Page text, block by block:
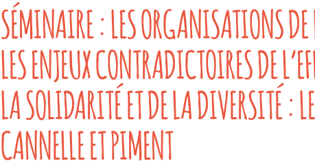
SÉMINAIRE : LES ORGANISATIONS DE
LES ENJEUX CONTRADICTOIRES DE
LA SOLIDARITÉ ET DE LA DIVERSITÉ :
CANNELLE ET PIMENT